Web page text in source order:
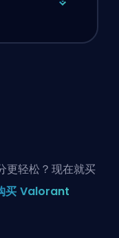
更轻松？现在就买
买 Valorant